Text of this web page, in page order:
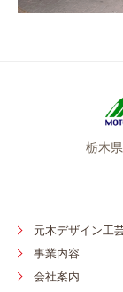
栃木
元木デザイン工
事業内容
会社案内